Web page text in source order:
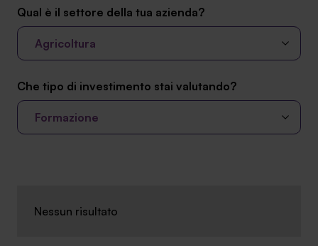
Lavora con noi
Qual è il settore della tua azienda?
Agricoltura
Che tipo di investimento stai valutando?
Formazione
Nessun risultato